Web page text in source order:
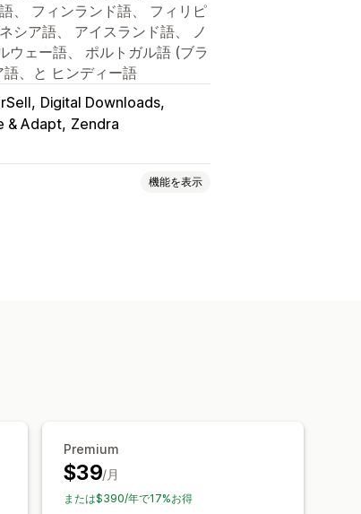
、 フィンランド語、 フィリピ
シア語、 アイスランド語、 ノ
ウェー語、 ポルトガル語 (ブラ
、と ヒンディー語
Digital Downloads
& Adapt Zendra
機能を表示
ルのホスティング
Premium
$39/月
または$390/年で17%お得